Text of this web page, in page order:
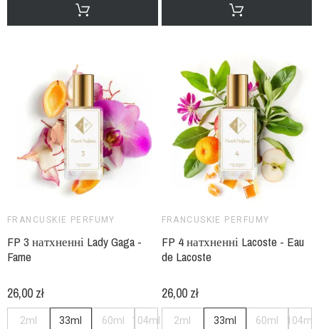
FRANCUSKIE PERFUMY
FP 3 натхненні Lady Gaga -
Fame
26,00 zł
2ml 33ml 60ml 104ml
FRANCUSKIE PERFUMY
FP 4 натхненні Lacoste - Eau
de Lacoste
26,00 zł
2ml 33ml 60ml 104ml